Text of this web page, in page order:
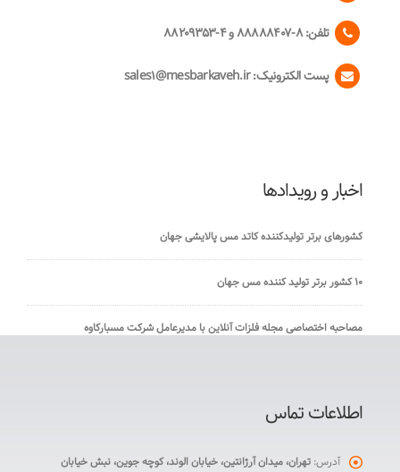
تلفن:۸-۸۸۸۸۸۴۰۷ و ۴-۸۸۲۰۹۳۵۳
پست الکترونیک:sales1@mesbarkaveh.ir
اخبار و رویدادها
کشورهای برتر تولیدکننده کاتد مس پالایشی جهان
۱۰ کشور برتر تولید کننده مس جهان
مصاحبه اختصاصی مجله فلزات آنلاین با مدیرعامل شرکت مسبارکاوه
اطلاعات تماس
آدرس: تهران، میدان آرژانتین، خیابان الوند، کوچه جوین، نبش خیابان